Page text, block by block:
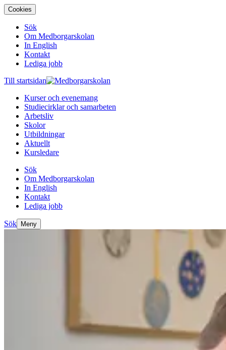
Cookies
Sök
Om Medborgarskolan
In English
Kontakt
Lediga jobb
Till startsidan
Kurser och evenemang
Studiecirklar och samarbeten
Arbetsliv
Skolor
Utbildningar
Aktuellt
Kursledare
Sök
Om Medborgarskolan
In English
Kontakt
Lediga jobb
Sök Meny